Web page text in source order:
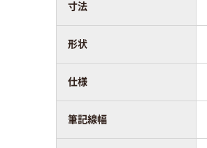
寸法
形状
仕様
筆記線幅